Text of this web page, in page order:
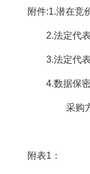
附件:1.潜在竞
2.法定代表
3.法定代表
4.数据保密
采购
附表1：